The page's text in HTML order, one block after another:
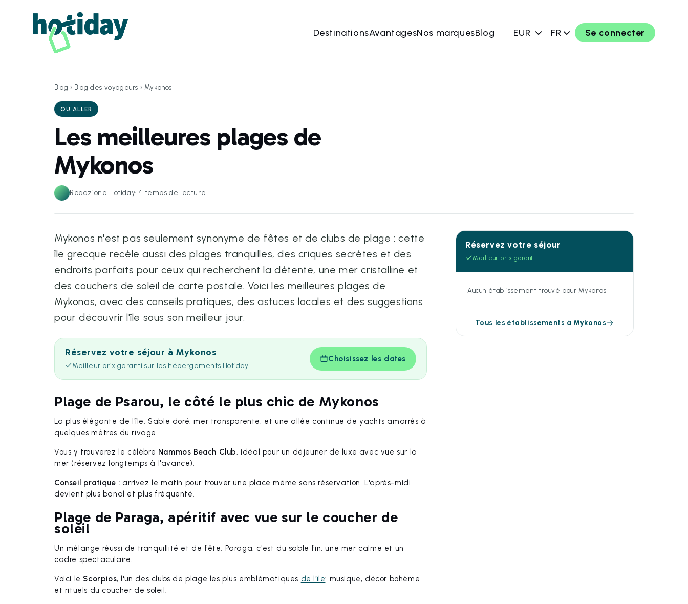
DestinationsAvantagesNos marquesBlog EUR FR Se connecter
Blog › Blog des voyageurs › Mykonos
OÙ ALLER
Les meilleures plages de
Mykonos
Redazione Hotiday· 4 temps de lecture
Mykonos n'est pas seulement synonyme de fêtes et de clubs de plage : cette
île grecque recèle aussi des plages tranquilles, des criques secrètes et des
endroits parfaits pour ceux qui recherchent la détente, une mer cristalline et
des couchers de soleil de carte postale. Voici les meilleures plages de
Mykonos, avec des conseils pratiques, des astuces locales et des suggestions
pour découvrir l'île sous son meilleur jour.
Réservez votre séjour à Mykonos
Meilleur prix garanti sur les hébergements Hotiday
Choisissez les dates
Plage de Psarou, le côté le plus chic de Mykonos
La plus élégante de l'île. Sable doré, mer transparente, et une allée continue de yachts amarrés à
quelques mètres du rivage.
Vous y trouverez le célèbre Nammos Beach Club, idéal pour un déjeuner de luxe avec vue sur la
mer (réservez longtemps à l'avance).
Conseil pratique : arrivez le matin pour trouver une place même sans réservation. L'après-midi
devient plus banal et plus fréquenté.
Plage de Paraga, apéritif avec vue sur le coucher de
soleil
Un mélange réussi de tranquillité et de fête. Paraga, c'est du sable fin, une mer calme et un
cadre spectaculaire.
Voici le Scorpios, l'un des clubs de plage les plus emblématiques de l'île: musique, décor bohème
et rituels du coucher de soleil.
Réservez votre séjour
Meilleur prix garanti
Aucun établissement trouvé pour Mykonos
Tous les établissements à Mykonos